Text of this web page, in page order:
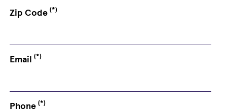
Zip Code(*)
Email(*)
Phone(*)